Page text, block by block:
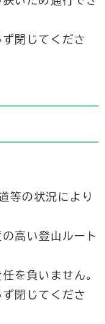
閉じてくださ
等の状況により
高い登山ルート
を負いません。
閉じてくださ